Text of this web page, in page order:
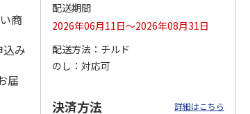
】なかほら牧
＜お中元＞蔵王チー
【冷凍】なかほら牧
商
み
届
配送期間
2026年06月11日～2026年08月31日
配送方法
チルド
のし
対応可
決済方法 詳細はこちら